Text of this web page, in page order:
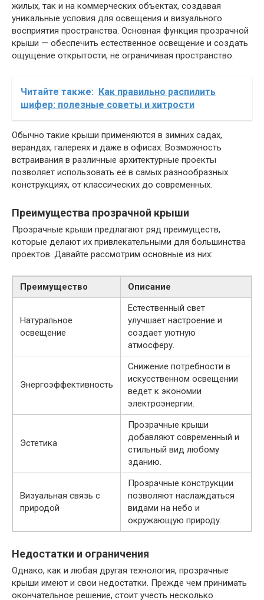
жилых, так и на коммерческих объектах, создавая
уникальные условия для освещения и визуального
восприятия пространства. Основная функция прозрачной
крыши — обеспечить естественное освещение и создать
ощущение открытости, не ограничивая пространство.
Читайте также: Как правильно распилить
шифер: полезные советы и хитрости
Обычно такие крыши применяются в зимних садах,
верандах, галереях и даже в офисах. Возможность
встраивания в различные архитектурные проекты
позволяет использовать её в самых разнообразных
конструкциях, от классических до современных.
Преимущества прозрачной крыши
Прозрачные крыши предлагают ряд преимуществ,
которые делают их привлекательными для большинства
проектов. Давайте рассмотрим основные из них:
Преимущество Описание
Натуральное
освещение
Естественный свет
улучшает настроение и
создает уютную
атмосферу.
Энергоэффективность
Снижение потребности в
искусственном освещении
ведет к экономии
электроэнергии.
Эстетика
Прозрачные крыши
добавляют современный и
стильный вид любому
зданию.
Визуальная связь с
природой
Прозрачные конструкции
позволяют наслаждаться
видами на небо и
окружающую природу.
Недостатки и ограничения
Однако, как и любая другая технология, прозрачные
крыши имеют и свои недостатки. Прежде чем принимать
окончательное решение, стоит учесть несколько